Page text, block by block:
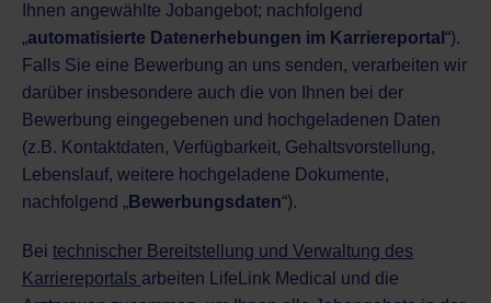
Ihnen angewählte Jobangebot; nachfolgend
„automatisierte Datenerhebungen im Karriereportal “).
Falls Sie eine Bewerbung an uns senden, verarbeiten wir
darüber insbesondere auch die von Ihnen bei der
Bewerbung eingegebenen und hochgeladenen Daten
(z.B. Kontaktdaten, Verfügbarkeit, Gehaltsvorstellung,
Lebenslauf, weitere hochgeladene Dokumente,
nachfolgend „Bewerbungsdaten“).
Bei technischer Bereitstellung und Verwaltung des
Karriereportals arbeiten LifeLink Medical und die